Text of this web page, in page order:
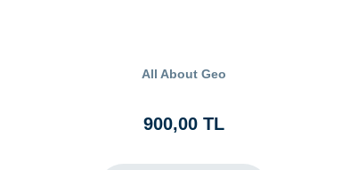
All About Geo
900,00 TL